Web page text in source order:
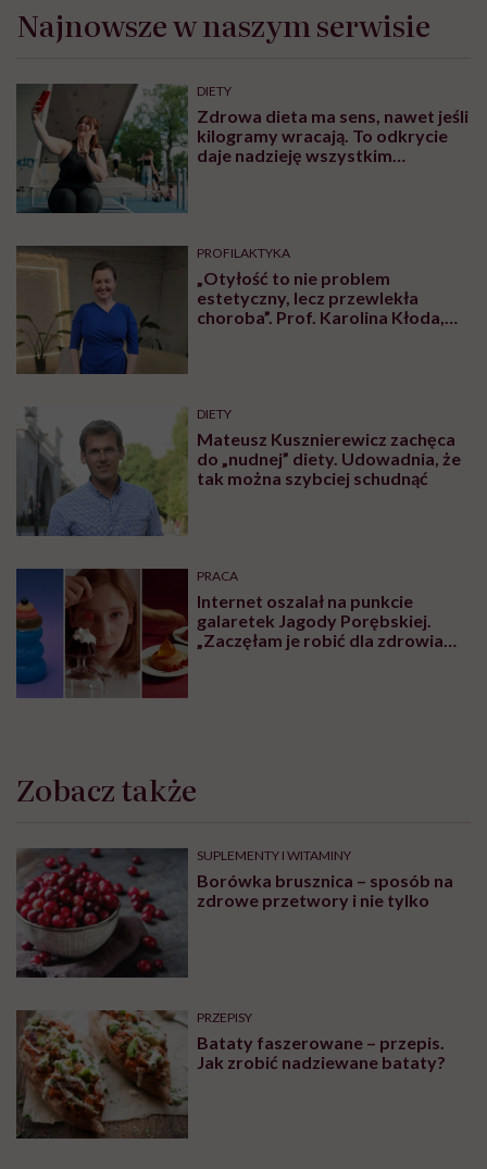
Najnowsze w naszym serwisie
DIETY
Zdrowa dieta ma sens, nawet jeśli
kilogramy wracają. To odkrycie
daje nadzieję wszystkim
PROFILAKTYKA
„Otyłość to nie problem
estetyczny, lecz przewlekła
choroba”. Prof. Karolina Kłoda,
DIETY
Mateusz Kusznierewicz zachęca
do „nudnej” diety. Udowadnia, że
tak można szybciej schudnąć
PRACA
Internet oszalał na punkcie
galaretek Jagody Porębskiej.
„Zaczęłam je robić dla zdrowia
Zobacz także
SUPLEMENTY I WITAMINY
Borówka brusznica – sposób na
zdrowe przetwory i nie tylko
PRZEPISY
Bataty faszerowane – przepis.
Jak zrobić nadziewane bataty?